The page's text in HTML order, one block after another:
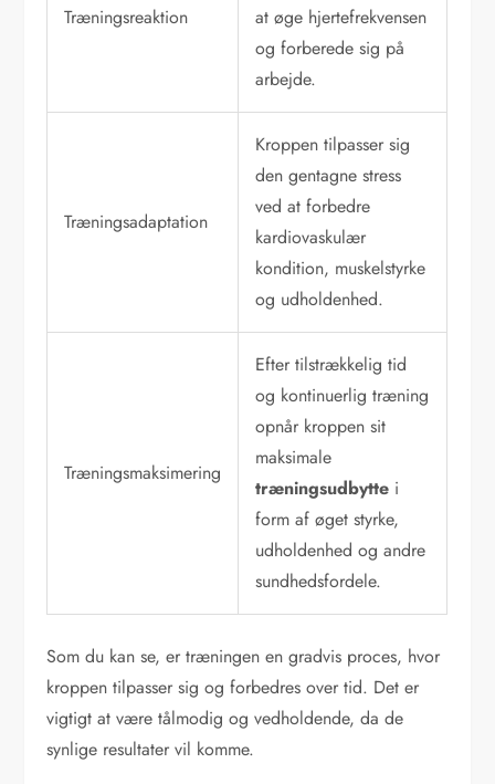
Træningsreaktion
at øge hjertefrekvensen
og forberede sig på
arbejde.
Træningsadaptation
Kroppen tilpasser sig
den gentagne stress
ved at forbedre
kardiovaskulær
kondition, muskelstyrke
og udholdenhed.
Træningsmaksimering
Efter tilstrækkelig tid
og kontinuerlig træning
opnår kroppen sit
maksimale
træningsudbytte i
form af øget styrke,
udholdenhed og andre
sundhedsfordele.
Som du kan se, er træningen en gradvis proces, hvor
kroppen tilpasser sig og forbedres over tid. Det er
vigtigt at være tålmodig og vedholdende, da de
synlige resultater vil komme.